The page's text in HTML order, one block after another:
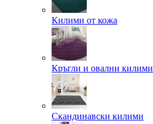
Килими от кожа
Кръгли и овални килими
Скандинавски килими